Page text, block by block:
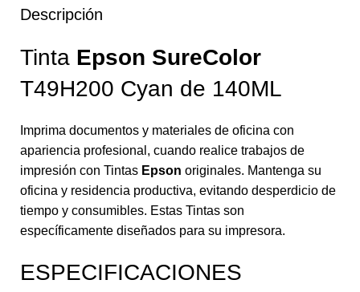
Descripción
Tinta Epson SureColor
T49H200 Cyan de 140ML
Imprima documentos y materiales de oficina con
apariencia profesional, cuando realice trabajos de
impresión con Tintas Epson originales. Mantenga su
oficina y residencia productiva, evitando desperdicio de
tiempo y consumibles. Estas Tintas son
específicamente diseñados para su impresora.
ESPECIFICACIONES